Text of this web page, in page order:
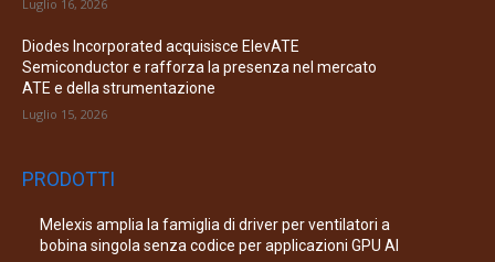
Luglio 16, 2026
Diodes Incorporated acquisisce ElevATE
Semiconductor e rafforza la presenza nel mercato
ATE e della strumentazione
Luglio 15, 2026
PRODOTTI
Melexis amplia la famiglia di driver per ventilatori a
bobina singola senza codice per applicazioni GPU AI